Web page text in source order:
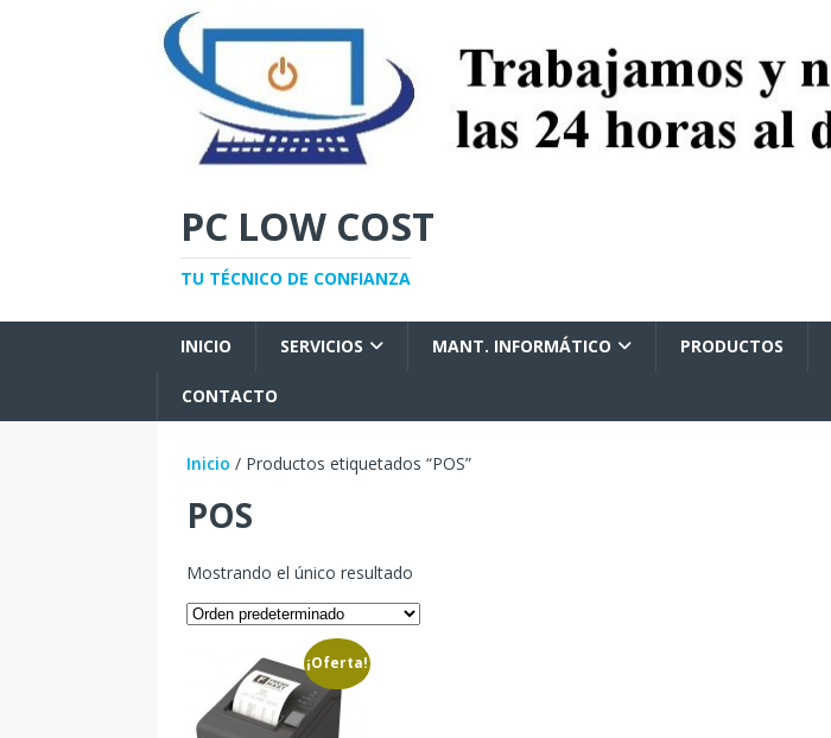
PC LOW COST
TU TÉCNICO DE CONFIANZA
INICIO SERVICIOS MANT. INFORMÁTICO PRODUCTOS
CONTACTO
Inicio / Productos etiquetados “POS”
POS
Mostrando el único resultado
¡Oferta!